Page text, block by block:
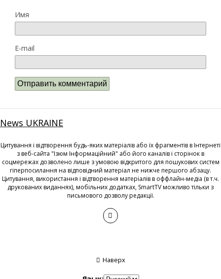
Имя
E-mail
News UKRAINE
Цитування і відтворення будь-яких матеріалів або їх фрагментів в Інтернеті
з веб-сайта "Ізюм Інформаційний" або його каналів і сторінок в
соцмережах дозволено лише з умовою відкритого для пошукових систем
гіперпосилання на відповідний матеріал не нижче першого абзацу.
Цитування, використання і відтворення матеріалів в оффлайн-медіа (в т.ч.
друкованих виданнях), мобільних додатках, SmartTV можливо тільки з
письмового дозволу редакції.
Наверх